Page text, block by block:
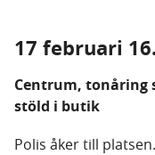
17 februari
Centrum, tonåring
stöld i butik
Polis åker till platsen.